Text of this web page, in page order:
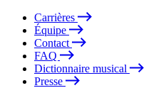
Carrières
Équipe
Contact
FAQ
Dictionnaire musical
Presse